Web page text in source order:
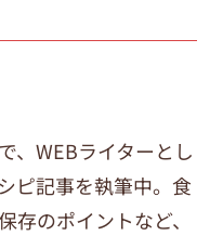
、WEBライターとし
ピ記事を執筆中。食
存のポイントなど、